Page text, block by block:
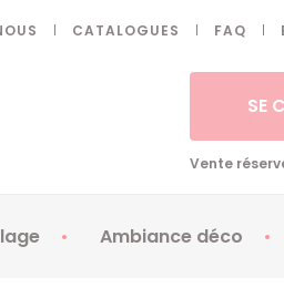
CATALOGUES FAQ
SE
Vente
Ambiance déco